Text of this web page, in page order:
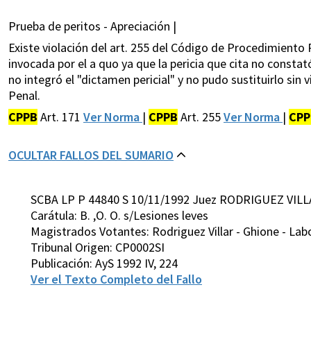
Prueba de peritos - Apreciación |
Existe violación del art. 255 del Código de
invocada por el a quo ya que la pericia que cita no
no integró el "dictamen pericial" y no pudo sustituirlo sin
Penal.
CPPB Art. 171 Ver Norma | CPPB Art. 255Ver Norma |
OCULTAR FALLOS DEL SUMARIO
SCBA LP P 44840 S 10/11/1992 Juez RODRIGUEZ
Carátula: B. ,O. O. s/Lesiones leves
Magistrados Votantes: Rodriguez Villar - Ghione -
Tribunal Origen: CP0002SI
Publicación: AyS 1992 IV, 224
Ver el Texto Completo del Fallo